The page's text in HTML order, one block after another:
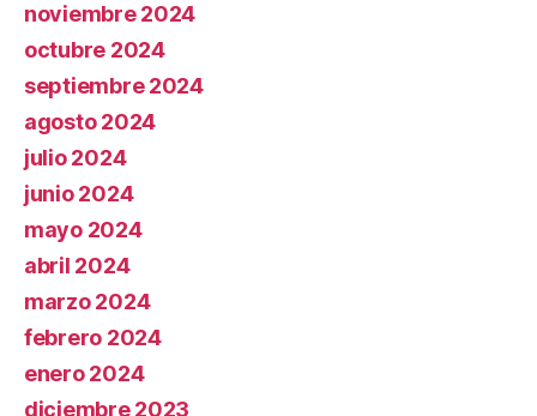
noviembre 2024
octubre 2024
septiembre 2024
agosto 2024
julio 2024
junio 2024
mayo 2024
abril 2024
marzo 2024
febrero 2024
enero 2024
diciembre 2023